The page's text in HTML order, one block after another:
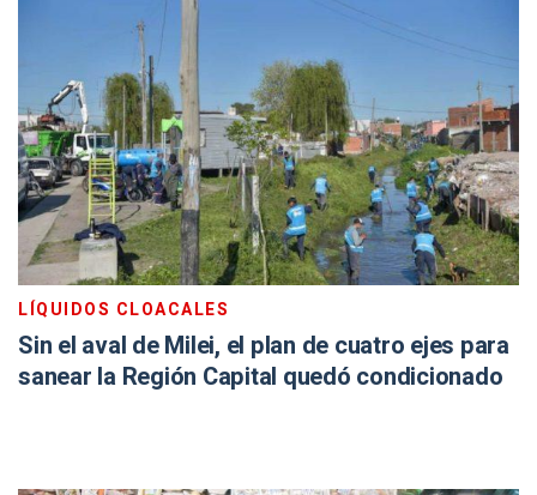
LÍQUIDOS CLOACALES
Sin el aval de Milei, el plan de cuatro ejes para
sanear la Región Capital quedó condicionado